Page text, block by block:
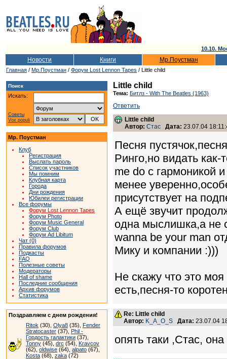
10.10.
Новости Книги Мр.Поустман
Главная / Мр.Поустман / Форум Lost Lennon Tapes / Little child
Поиск
Искать:
Советы
Vox populi
Мр. Поустман
Клуб
Регистрация
Выслать пароль
Список участников
Мы помним
Клубная карта
Города
Дни рождения
Юбилеи регистрации
Все форумы
Форум Lost Lennon Tapes
Форум Photo
Форум Music General
Форум Club
Форум Ad Libitum
Чат (0)
Правила форумов
Подкасты
FAQ
Полезные советы
Модераторы
Hall of shame
Последние сообщения
Архив форумов
Статистика
Поздравляем с днем рождения!
Ritok (30), Olya8 (35), Fender
Stratocaster (37), Phil -
Гордость галактики (37),
Tonny (45), drc (54), Kravcov
(62), oldwise (64), alpato (67),
Kosta (68), zaka (72)
Little child
Тема: Битлз - With The Beatles (1963)
Ответить
Little child
Автор: Стас Дата: 23.07.04
Песня
Ринго,но видать
me do с гармоникой
менее
присутствует на
А ещё звучит
одна мыслишка,а не
wanna be your man
Мику и компании :)))
Не скажу что это
есть,песня-то
Re: Little child
Автор: K_A_O_S Дата: 23.07.04
опять таки ,Стас,